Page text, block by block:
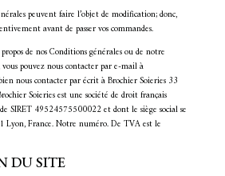
peuvent faire l’objet de modification; donc,
avant de passer vos commandes.
de nos Conditions générales ou de notre
pouvez nous contacter par e-mail à
nous contacter par écrit à Brochier Soieries 33
Soieries est une société de droit français
SIRET 49524575500022 et dont le siège social se
France. Notre numéro. De TVA est le
DU SITE